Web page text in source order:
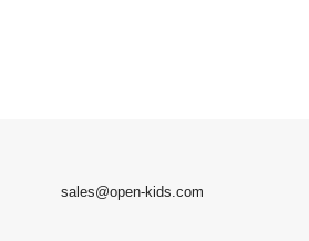
sales@open-kids.com